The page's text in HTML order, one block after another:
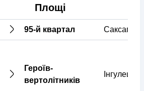
Площі
95-й квартал
Героїв-
вертолітників